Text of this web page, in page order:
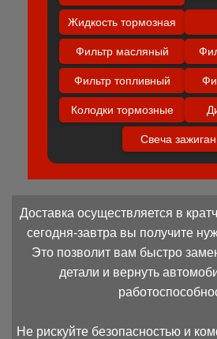
Жидкость тормозная
Фильтр масляный
Фильтр топливный
Колодки тормозные
Свеча
Доставка осуществляется в
сегодня-завтра вы получите
Это позволит вам быстро
детали и вернуть
Не рискуйте безопасностью и